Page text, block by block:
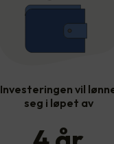
Investeringen vil
seg i løpet av